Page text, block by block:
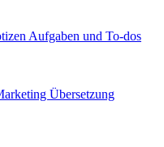
Aufgaben und To-dos
Übersetzung